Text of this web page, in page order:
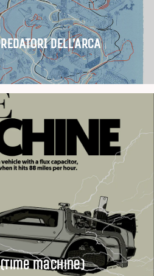
DELL’ARCA
(Time machine)